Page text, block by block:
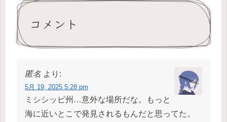
コメント
匿名 より:
5月 19, 2025 5:28 pm
ミシシッピ州…意外な場所だな。もっと
海に近いとこで発見されるもんだと思ってた。